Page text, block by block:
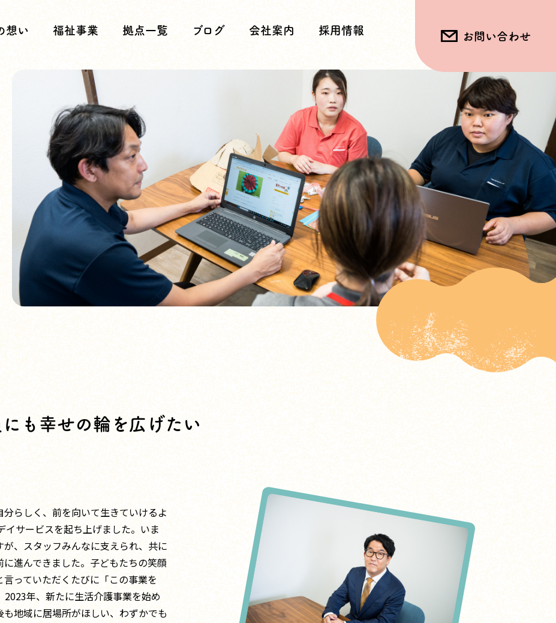
想い 福祉事業 拠点一覧 ブログ 会社案内 採用情報
お問い合わせ
も 幸せの輪を広げたい
らしく、前を向いて生きていけるよ
イサービスを起ち上げました。いま
、スタッフみんなに支えられ、共に
進んできました。子どもたちの笑顔
っていただくたびに「この事業を
年、新たに生活介護事業を始め
地域に居場所がほしい、わずかでも